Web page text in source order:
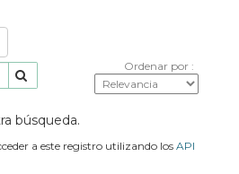
Ordenar por
búsqueda.
a este registro utilizando los API